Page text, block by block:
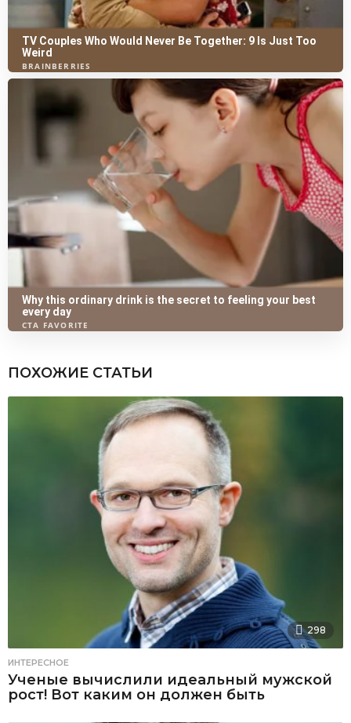
ПОХОЖИЕ СТАТЬИ
298
ИНТЕРЕСНОЕ
Ученые вычислили идеальный мужской
рост! Вот каким он должен быть